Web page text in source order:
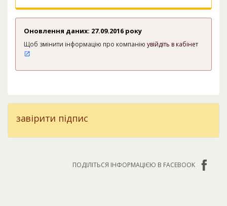
Оновлення даних: 27.09.2016 року
Щоб змінити інформацію про компанію увійдіть в кабінет
завірити підпис
ПОДІЛІТЬСЯ ІНФОРМАЦІЄЮ В FACEBOOK